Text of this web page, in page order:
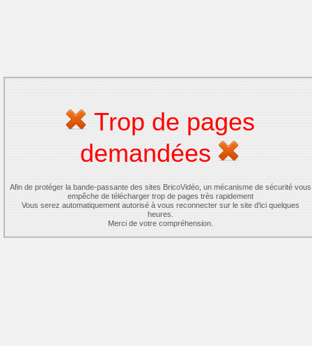
Trop de pages
demandées
Afin de protéger la bande-passante des sites BricoVidéo, un mécanisme de sécurité vous
empêche de télécharger trop de pages très rapidement
Vous serez automatiquement autorisé à vous reconnecter sur le site d'ici quelques
heures.
Merci de votre compréhension.